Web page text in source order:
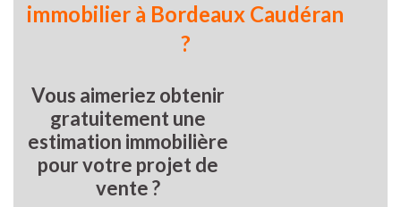
immobilier à Bordeaux Caudéran
?
Vous aimeriez obtenir
gratuitement une
estimation immobilière
pour votre projet de
vente ?